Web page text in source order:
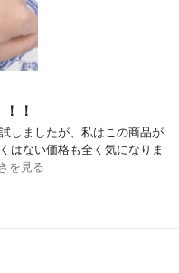
！
しましたが、私はこの商品が
はない価格も全く気になりま
を見る